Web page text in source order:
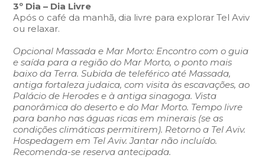
3º Dia – Dia Livre
Após o café da manhã, dia livre para explorar Tel Aviv
ou relaxar.
Opcional Massada e Mar Morto: Encontro com o guia
e saída para a região do Mar Morto, o ponto mais
baixo da Terra. Subida de teleférico até Massada,
antiga fortaleza judaica, com visita às escavações, ao
Palácio de Herodes e à antiga sinagoga. Vista
panorâmica do deserto e do Mar Morto. Tempo livre
para banho nas águas ricas em minerais (se as
condições climáticas permitirem). Retorno a Tel Aviv.
Hospedagem em Tel Aviv. Jantar não incluído.
Recomenda-se reserva antecipada.